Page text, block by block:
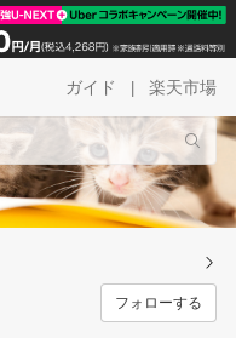
ガイド 楽天市場
フォローする